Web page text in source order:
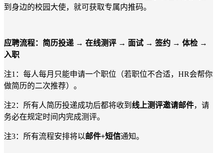
到身边的校园大使，就可获取专属内推码。
应聘流程： 简历投递 → 在线测评 → 面试 → 签约 → 体检 →
入职
注1：每人每月只能申请一个职位（若职位不合适，HR会帮你
做简历的二次推荐）。
注2：所有人简历投递成功后都将收到 线上测评邀请邮件，请
务必在规定时间内完成测评。
注3：所有流程安排将以邮件+短信通知。